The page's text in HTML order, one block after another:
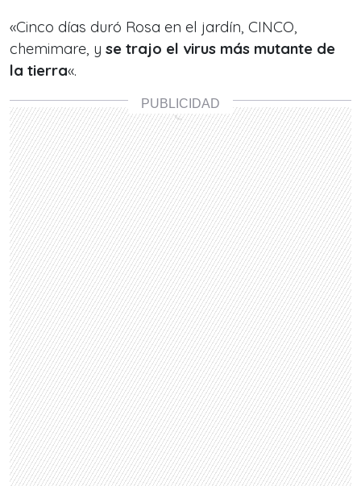
«Cinco días duró Rosa en el jardín, CINCO,
chemimare, y se trajo el virus más mutante de
la tierra«.